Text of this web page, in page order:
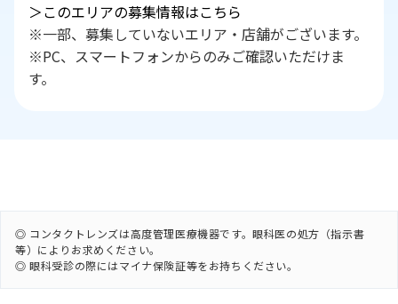
＞このエリアの募集情報はこちら
※一部、募集していないエリア・店舗がございます。
※PC、スマートフォンからのみご確認いただけま
す。
◎ コンタクトレンズは高度管理医療機器です。眼科医の処方（指示書
等）によりお求めください。
◎ 眼科受診の際にはマイナ保険証等をお持ちください。